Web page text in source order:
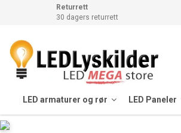
Returrett
30 dagers returrett
LED armaturer og rør LED Paneler